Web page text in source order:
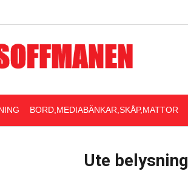
BORD,MEDIABÄNKAR,SKÅP,MATTOR
Ute belysning